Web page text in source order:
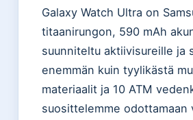
Galaxy Watch Ultra on
titaanirungon, 590 mAh
suunniteltu aktiivisureille ja
enemmän kuin tyylikästä
materiaalit ja 10 ATM
suosittelemme